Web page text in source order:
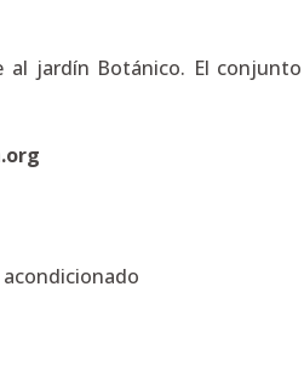
jardín Botánico. El